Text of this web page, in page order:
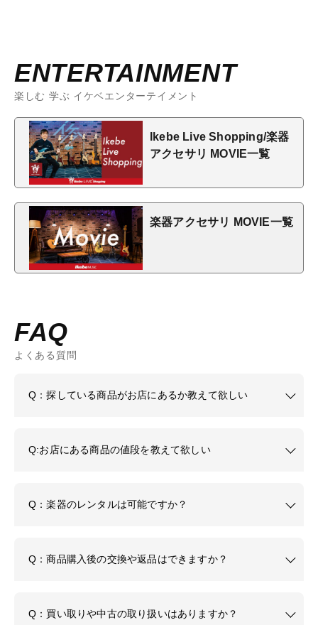
ENTERTAINMENT
楽しむ 学ぶ イケベエンターテイメント
Ikebe Live Shopping/楽器
アクセサリ MOVIE一覧
楽器アクセサリ MOVIE一覧
FAQ
よくある質問
Q：探している商品がお店にあるか教えて欲しい
Q:お店にある商品の値段を教えて欲しい
Q：楽器のレンタルは可能ですか？
Q：商品購入後の交換や返品はできますか？
Q：買い取りや中古の取り扱いはありますか？